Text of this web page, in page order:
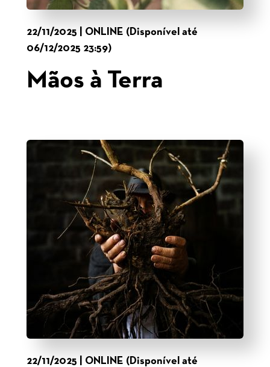
22/11/2025 | ONLINE (Disponível até
06/12/2025 23:59)
Mãos à Terra
22/11/2025 | ONLINE (Disponível até